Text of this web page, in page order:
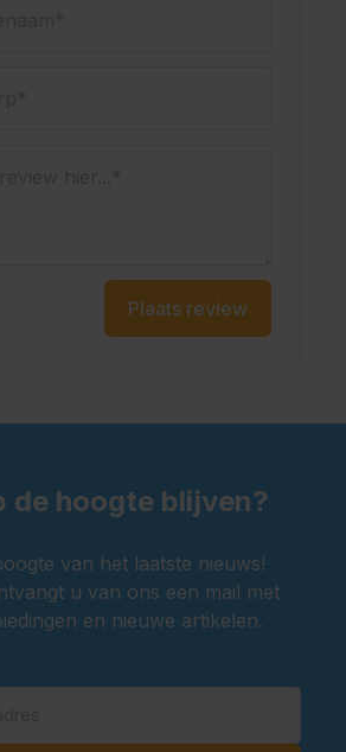
Plaats review
de hoogte blijven?
van het laatste nieuws!
u van ons een mail met
en nieuwe artikelen.